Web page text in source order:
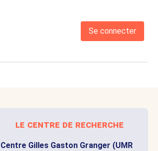
Se connecter
le centre de recherche
Centre Gilles Gaston Granger (UMR